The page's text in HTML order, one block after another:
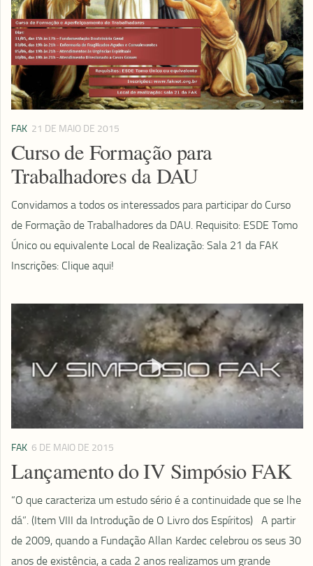
FAK 21 DE MAIO DE 2015
Curso de Formação para
Trabalhadores da DAU
Convidamos a todos os interessados para participar do Curso
de Formação de Trabalhadores da DAU. Requisito: ESDE Tomo
Único ou equivalente Local de Realização: Sala 21 da FAK
Inscrições: Clique aqui!
FAK 6 DE MAIO DE 2015
Lançamento do IV Simpósio FAK
“O que caracteriza um estudo sério é a continuidade que se lhe
dá”. (Item VIII da Introdução de O Livro dos Espíritos) A partir
de 2009, quando a Fundação Allan Kardec celebrou os seus 30
anos de existência, a cada 2 anos realizamos um grande